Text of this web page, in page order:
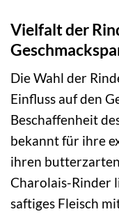
Vielfalt der
Die Wahl der
Einfluss auf den
Beschaffenheit
bekannt für ihre
ihren
Charolais-Rinder
saftiges Fleisch